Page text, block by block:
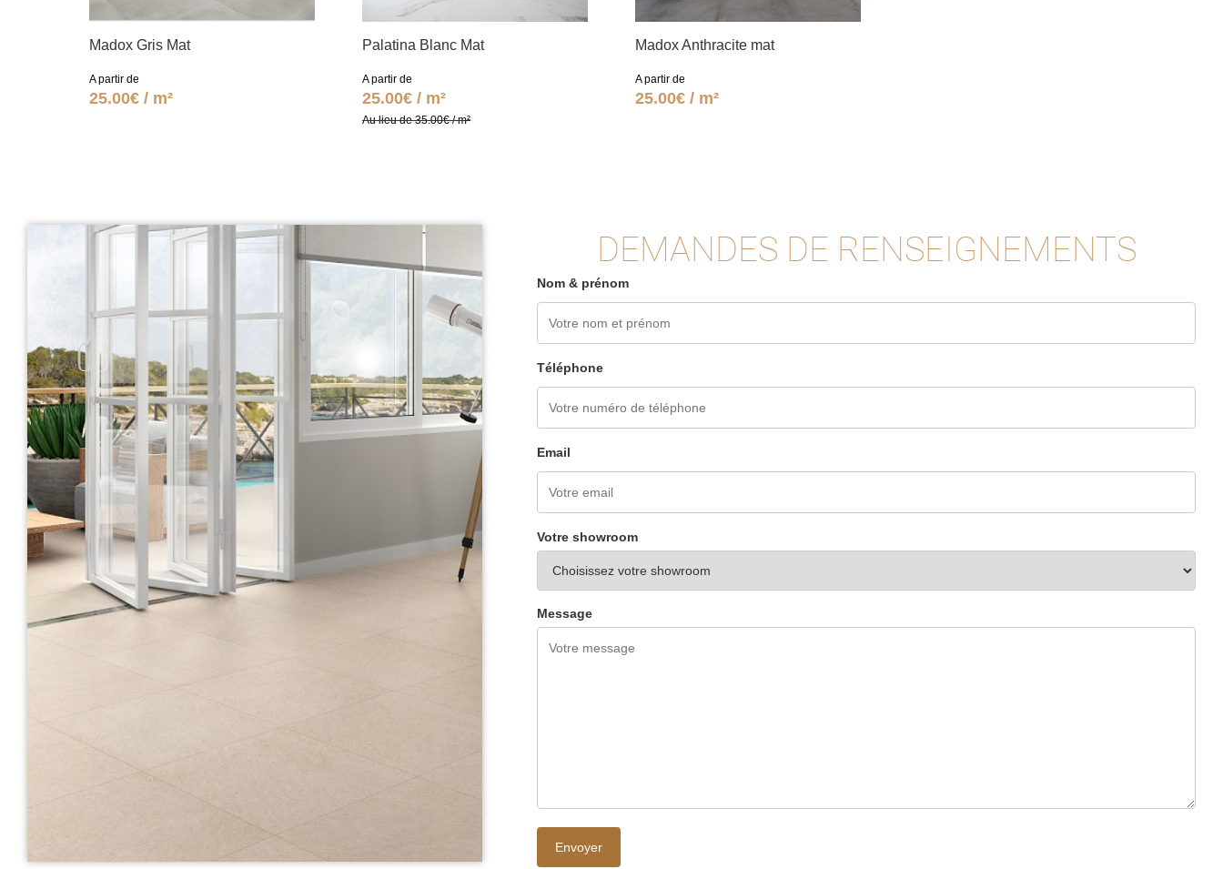
Madox Gris Mat
A partir de
25.00€ / m²
Palatina Blanc Mat
A partir de
25.00€ / m²
Au lieu de 35.00€ / m²
Madox Anthracite mat
A partir de
25.00€ / m²
DEMANDES DE RENSEIGNEMENTS
Nom & prénom
Téléphone
Email
Votre showroom
Message